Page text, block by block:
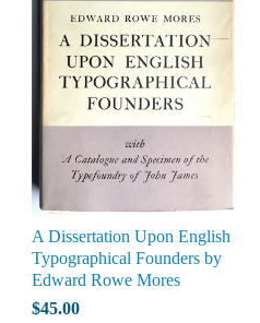
A Dissertation Upon English
Typographical Founders by
Edward Rowe Mores
$45.00